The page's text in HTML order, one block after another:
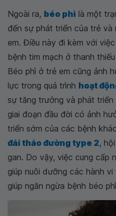
Ngoài ra, béo phì là một
đến sự phát triển của trẻ
em. Điều này đi kèm với
bệnh tim mạch ở thanh
Béo phì ở trẻ em cũng ảnh
lực trong quá trình hoạt
sự tăng trưởng và phát
giai đoạn đầu đời có ảnh
triển sớm của các bệnh
đái tháo đường type 2,
gan. Do vậy, việc cung cấp
giúp nuôi dưỡng các hành
giúp ngăn ngừa bệnh béo